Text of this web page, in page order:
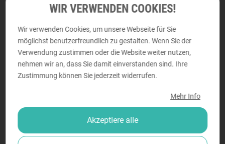
Mitglied bei Gütesiegel
WIR VERWENDEN COOKIES!
Wir verwenden Cookies, um unsere Webseite für Sie
möglichst benutzerfreundlich zu gestalten. Wenn Sie der
Verwendung zustimmen oder die Website weiter nutzen,
nehmen wir an, dass Sie damit einverstanden sind. Ihre
Zustimmung können Sie jederzeit widerrufen.
Mehr Info
Akzeptiere alle